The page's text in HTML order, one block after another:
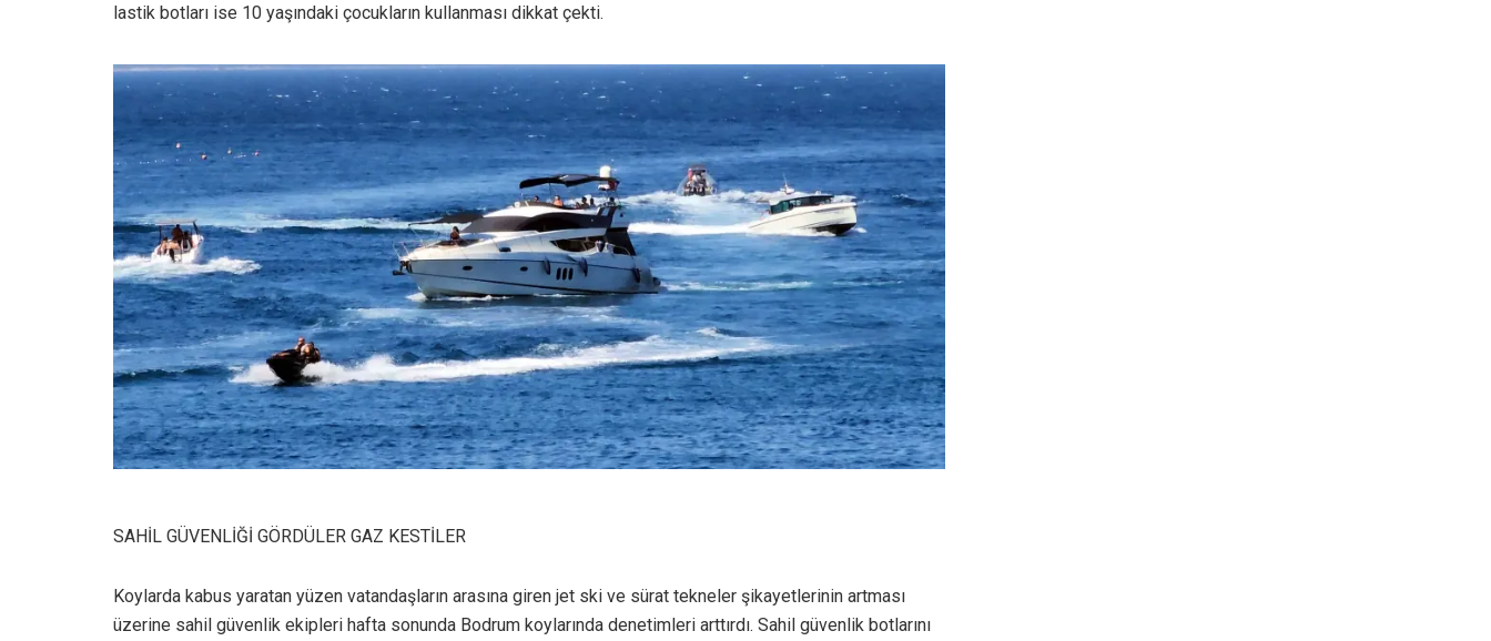
lastik botları ise 10 yaşındaki çocukların kullanması dikkat çekti.
SAHİL GÜVENLİĞİ GÖRDÜLER GAZ KESTİLER
Koylarda kabus yaratan yüzen vatandaşların arasına giren jet ski ve sürat tekneler şikayetlerinin artması
üzerine sahil güvenlik ekipleri hafta sonunda Bodrum koylarında denetimleri arttırdı. Sahil güvenlik botlarını